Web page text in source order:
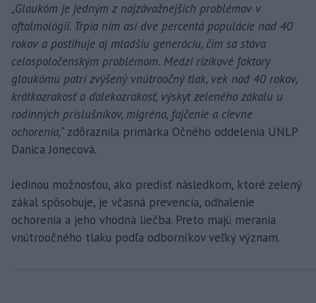
„Glaukóm je jedným z najzávažnejších problémov v
oftalmológii. Trpia ním asi dve percentá populácie nad 40
rokov a postihuje aj mladšiu generáciu, čím sa stáva
celospoločenským problémom. Medzi rizikové faktory
glaukómu patrí zvýšený vnútroočný tlak, vek nad 40 rokov,
krátkozrakosť a ďalekozrakosť, výskyt zeleného zákalu u
rodinných príslušníkov, migréna, fajčenie a cievne
ochorenia,“ zdôraznila primárka Očného oddelenia UNLP
Danica Jonecová.
Jedinou možnosťou, ako predísť následkom, ktoré zelený
zákal spôsobuje, je včasná prevencia, odhalenie
ochorenia a jeho vhodná liečba. Preto majú merania
vnútroočného tlaku podľa odborníkov veľký význam.